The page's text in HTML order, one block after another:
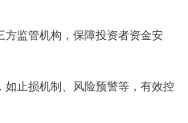
方监管机构，保障投资者资金安
止损机制、风险预警等，有效控